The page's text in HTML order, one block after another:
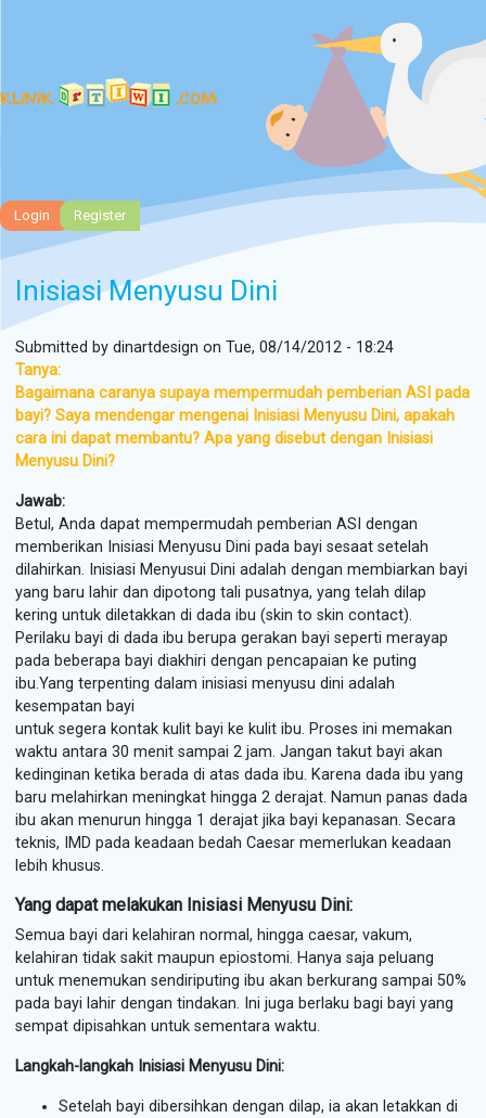
Login Register
Inisiasi Menyusu Dini
Submitted bydinartdesign on Tue, 08/14/2012 - 18:24
Tanya:
Bagaimana caranya supaya mempermudah pemberian ASI pada
bayi? Saya mendengar mengenai Inisiasi Menyusu Dini, apakah
cara ini dapat membantu? Apa yang disebut dengan Inisiasi
Menyusu Dini?
Jawab:
Betul, Anda dapat mempermudah pemberian ASI dengan
memberikan Inisiasi Menyusu Dini pada bayi sesaat setelah
dilahirkan. Inisiasi Menyusui Dini adalah dengan membiarkan bayi
yang baru lahir dan dipotong tali pusatnya, yang telah dilap
kering untuk diletakkan di dada ibu (skin to skin contact).
Perilaku bayi di dada ibu berupa gerakan bayi seperti merayap
pada beberapa bayi diakhiri dengan pencapaian ke puting
ibu.Yang terpenting dalam inisiasi menyusu dini adalah
kesempatan bayi
untuk segera kontak kulit bayi ke kulit ibu. Proses ini memakan
waktu antara 30 menit sampai 2 jam. Jangan takut bayi akan
kedinginan ketika berada di atas dada ibu. Karena dada ibu yang
baru melahirkan meningkat hingga 2 derajat. Namun panas dada
ibu akan menurun hingga 1 derajat jika bayi kepanasan. Secara
teknis, IMD pada keadaan bedah Caesar memerlukan keadaan
lebih khusus.
Yang dapat melakukan Inisiasi Menyusu Dini:
Semua bayi dari kelahiran normal, hingga caesar, vakum,
kelahiran tidak sakit maupun epiostomi. Hanya saja peluang
untuk menemukan sendiriputing ibu akan berkurang sampai 50%
pada bayi lahir dengan tindakan. Ini juga berlaku bagi bayi yang
sempat dipisahkan untuk sementara waktu.
Langkah-langkah Inisiasi Menyusu Dini:
Setelah bayi dibersihkan dengan dilap, ia akan letakkan di